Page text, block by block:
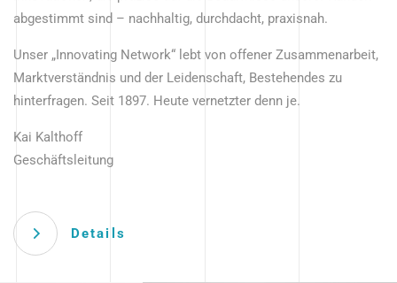
abgestimmt sind – nachhaltig, durchdacht, praxisnah.
Unser „Innovating Network“ lebt von offener Zusammenarbeit,
Marktverständnis und der Leidenschaft, Bestehendes zu
hinterfragen. Seit 1897. Heute vernetzter denn je.
Kai Kalthoff
Geschäftsleitung
Details